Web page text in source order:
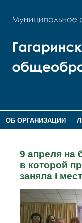
ОБ ОРГАНИЗАЦИИ
9 апреля на
в которой
заняла I